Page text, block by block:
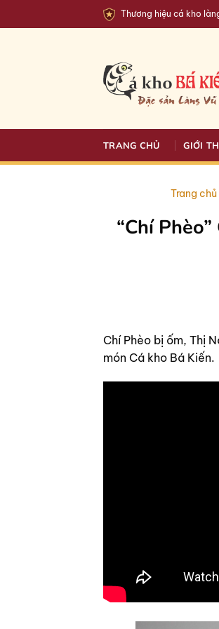
qua
Thương hiệu cá kho
TRANG CHỦ GIỚI
Trang chủ
“Chí
Chí Phèo bị ốm, Thị
món Cá kho Bá Kiến.